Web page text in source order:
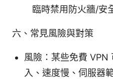
臨時禁用防火牆/安
六、常見風險與對策
風險：某些免費 VPN
入、速度慢、伺服器